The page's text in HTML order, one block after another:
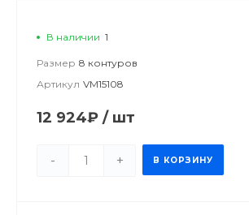
В наличии 1
Размер 8 контуров
Артикул VM15108
12 924₽ / шт
- + В КОРЗИНУ